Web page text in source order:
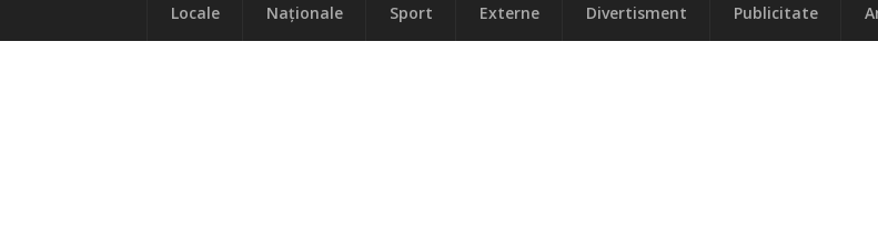
Locale Naţionale Sport Externe Divertisment Publicitate